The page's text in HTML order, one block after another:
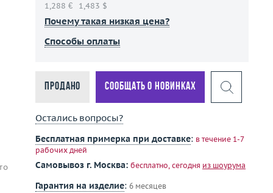
1,288 € 1,483 $
Почему такая низкая цена?
Способы оплаты
Продано Сообщать о новинках
Остались вопросы?
Бесплатная примерка при доставке: в течение 1-7
рабочих дней
Самовывоз г. Москва: бесплатно, сегодня из шоурума
Гарантия на изделие: 6 месяцев